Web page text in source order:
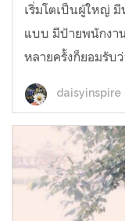
เริ่มโตเป็นผู้ใหญ่
แบบ มีป้ายพนักง
หลายครั้งก็ยอมรับว่
daisyinspire